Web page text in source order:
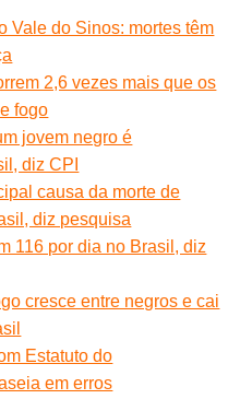
Vale do Sinos: mortes têm
2,6 vezes mais que os
fogo
jovem negro é
diz CPI
causa da morte de
diz pesquisa
116 por dia no Brasil, diz
cresce entre negros e cai
Estatuto do
em erros